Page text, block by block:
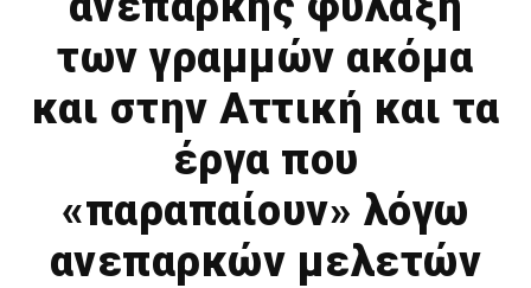
των γραμμών ακόμα
και στην Αττική και τα
έργα που
«παραπαίουν» λόγω
ανεπαρκών μελετών